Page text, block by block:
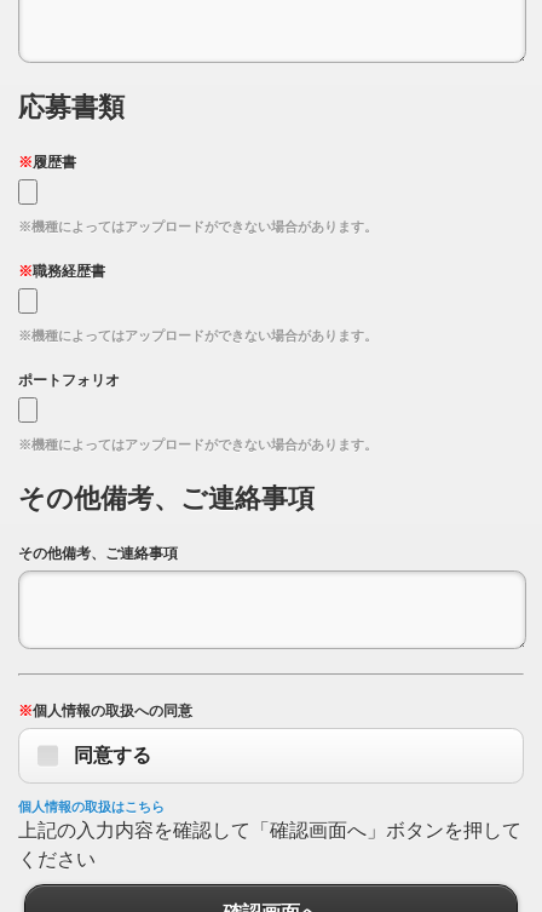
応募書類
※履歴書
※機種によってはアップロードができない場合があります。
※職務経歴書
※機種によってはアップロードができない場合があります。
ポートフォリオ
※機種によってはアップロードができない場合があります。
その他備考、ご連絡事項
その他備考、ご連絡事項
※個人情報の取扱への同意
同意する
個人情報の取扱はこちら
上記の入力内容を確認して「確認画面へ」ボタンを押して
ください